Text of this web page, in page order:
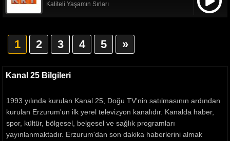
Kaliteli Yaşamın Sırları
1 2 3 4 5 »
Kanal 25 Bilgileri
1993 yılında kurulan Kanal 25, Doğu TV'nin satılmasının ardından
kurulan Erzurum'un ilk yerel televizyon kanalıdır. Kanalda haber,
spor, kültür, bölgesel, belgesel ve sağlık programları
yayınlanmaktadır. Erzurum'dan son dakika haberlerini almak